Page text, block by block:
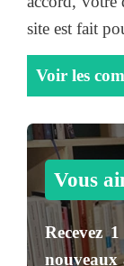
site est fait
Voir les
Vous
Recevez
nouveaux